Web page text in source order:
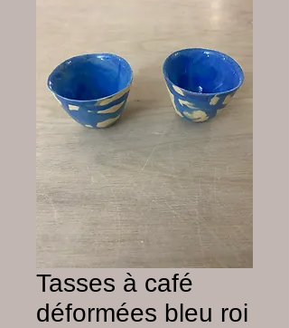
Tasses à café
déformées bleu roi